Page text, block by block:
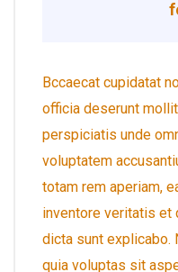
Bccaecat cupidatat
officia deserunt
perspiciatis unde
voluptatem
totam rem aperiam,
inventore veritatis et
dicta sunt explicabo.
quia voluptas sit